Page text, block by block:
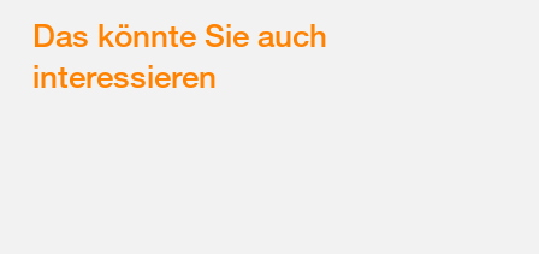
Das könnte Sie auch
interessieren